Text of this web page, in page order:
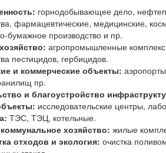
горнодобывающее дело,
фармацевтические, медицинские,
бумажное производство и пр.
агропромышленные
пестицидов, гербицидов.
и коммерческие объекты:
пр.
и благоустройство
исследовательские центры,
ТЭС, ТЭЦ, котельные.
хозяйство: жилые
отходов и экология: очистка